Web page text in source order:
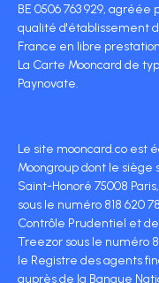
BE 0506 763 929,
qualité d'établissement
France en libre
La Carte Mooncard de
Paynovate.
Le site mooncard.co est
Moongroup dont le siège
Saint-Honoré 75008
sous le numéro 818 620
Contrôle Prudentiel et
Treezor sous le numéro
le Registre des agents
auprès de la Banque